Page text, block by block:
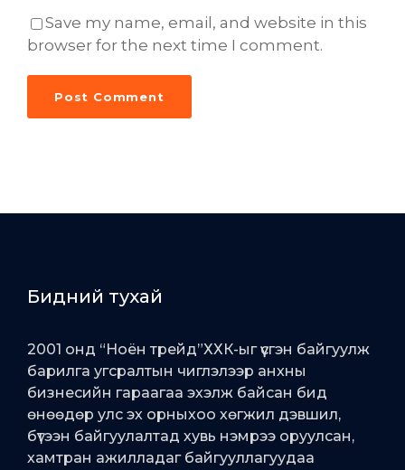
Save my name, email, and website in this
browser for the next time I comment.
Бидний тухай
2001 онд “Ноён трейд”ХХК-ыг үүсгэн байгуулж
барилга угсралтын чиглэлээр анхны
бизнесийн гараагаа эхэлж байсан бид
өнөөдөр улс эх орныхоо хөгжил дэвшил,
бүтээн байгуулалтад хувь нэмрээ оруулсан,
хамтран ажилладаг байгууллагуудаа